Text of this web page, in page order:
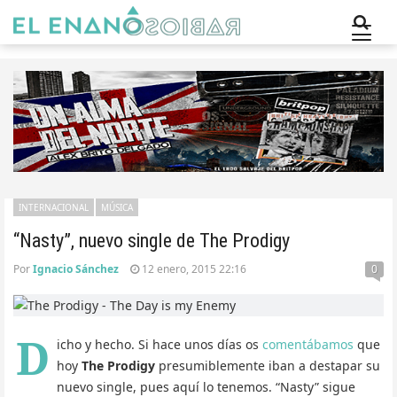
“Nasty”, nuevo single de The Prodigy
INTERNACIONAL MÚSICA
PorIgnacio Sánchez 12 enero, 2015 22:16 0
D icho y hecho. Si hace unos días os comentábamos que
hoy The Prodigy presumiblemente iban a destapar su
nuevo single, pues aquí lo tenemos. “Nasty” sigue